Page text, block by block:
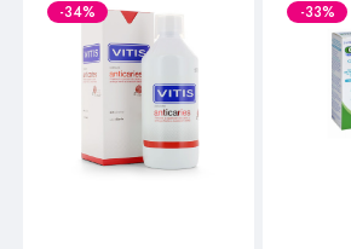
-34% -33%